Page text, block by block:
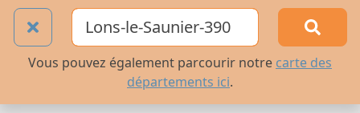
Vous pouvez également parcourir notre carte des
départements ici.